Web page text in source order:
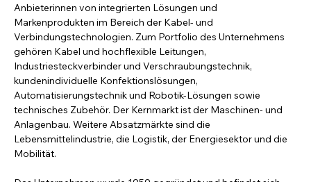
Anbieterinnen von integrierten Lösungen und
Markenprodukten im Bereich der Kabel- und
Verbindungstechnologien. Zum Portfolio des Unternehmens
gehören Kabel und hochflexible Leitungen,
Industriesteckverbinder und Verschraubungstechnik,
kundenindividuelle Konfektionslösungen,
Automatisierungstechnik und Robotik-Lösungen sowie
technisches Zubehör. Der Kernmarkt ist der Maschinen- und
Anlagenbau. Weitere Absatzmärkte sind die
Lebensmittelindustrie, die Logistik, der Energiesektor und die
Mobilität.